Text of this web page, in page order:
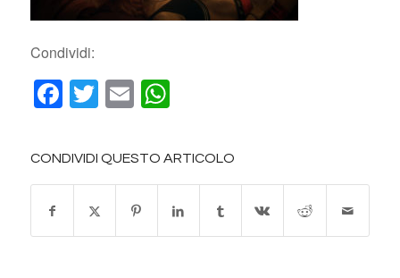
Condividi:
Facebook
Twitter
EmailWhatsApp
CONDIVIDI QUESTO ARTICOLO